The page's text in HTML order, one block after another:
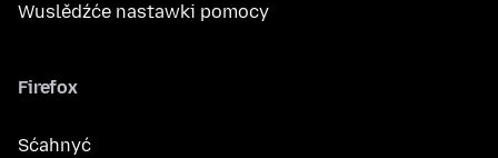
Wuslědźće nastawki pomocy
Firefox
Sćahnyć